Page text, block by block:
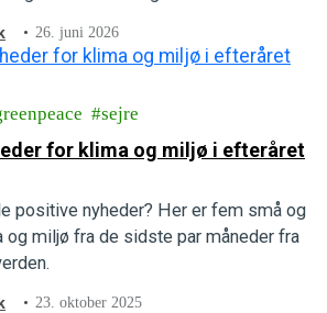
26. juni 2026
sejre
for klima og miljø i efteråret
positive nyheder? Her er fem små og
miljø fra de sidste par måneder fra
23. oktober 2025